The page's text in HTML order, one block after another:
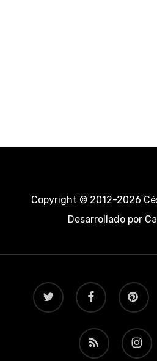
Copyright © 2012-2026
Desarrollado por
twitter facebook pinterest
RSS instagram